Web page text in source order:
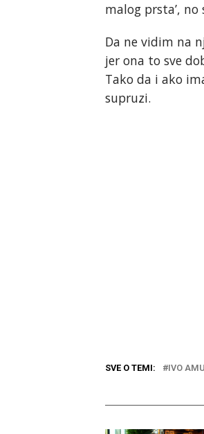
malog prsta’,
Da ne vidim na
jer ona to sve
Tako da i ako
supruzi.
SVE O TEMI: IVO